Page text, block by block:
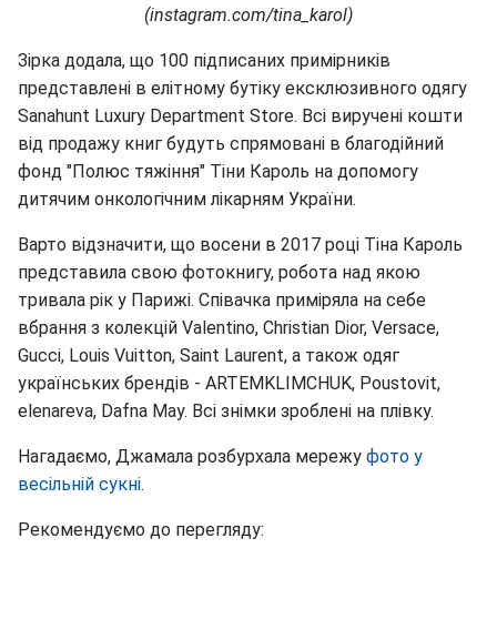
(instagram.com/tina_karol)
Зірка додала, що 100 підписаних примірників
представлені в елітному бутіку ексклюзивного одягу
Sanahunt Luxury Department Store. Всі виручені кошти
від продажу книг будуть спрямовані в благодійний
фонд "Полюс тяжіння" Тіни Кароль на допомогу
дитячим онкологічним лікарням України.
Варто відзначити, що восени в 2017 році Тіна Кароль
представила свою фотокнигу, робота над якою
тривала рік у Парижі. Співачка приміряла на себе
вбрання з колекцій Valentino, Christian Dior, Versace,
Gucci, Louis Vuitton, Saint Laurent, а також одяг
українських брендів - ARTEMKLIMCHUK, Poustovit,
elenareva, Dafna May. Всі знімки зроблені на плівку.
Нагадаємо, Джамала розбурхала мережу фото у
весільній сукні.
Рекомендуємо до перегляду: